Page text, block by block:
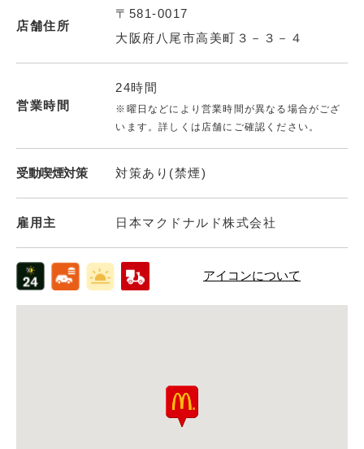
店舗住所
〒581-0017
大阪府八尾市高美町３－３－４
営業時間
24時間
※曜日などにより営業時間が異なる場合がござ
います。詳しくは店舗にご確認ください。
受動喫煙対策 対策あり(禁煙)
雇用主 日本マクドナルド株式会社
アイコンについて